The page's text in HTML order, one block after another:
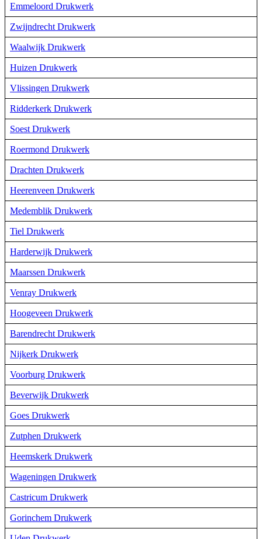
Emmeloord Drukwerk
Zwijndrecht Drukwerk
Waalwijk Drukwerk
Huizen Drukwerk
Vlissingen Drukwerk
Ridderkerk Drukwerk
Soest Drukwerk
Roermond Drukwerk
Drachten Drukwerk
Heerenveen Drukwerk
Medemblik Drukwerk
Tiel Drukwerk
Harderwijk Drukwerk
Maarssen Drukwerk
Venray Drukwerk
Hoogeveen Drukwerk
Barendrecht Drukwerk
Nijkerk Drukwerk
Voorburg Drukwerk
Beverwijk Drukwerk
Goes Drukwerk
Zutphen Drukwerk
Heemskerk Drukwerk
Wageningen Drukwerk
Castricum Drukwerk
Gorinchem Drukwerk